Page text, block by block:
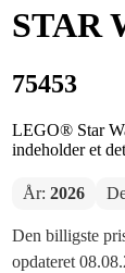
STAR
75453
LEGO® Star
indeholder et
År: 2026
Den billigste
opdateret